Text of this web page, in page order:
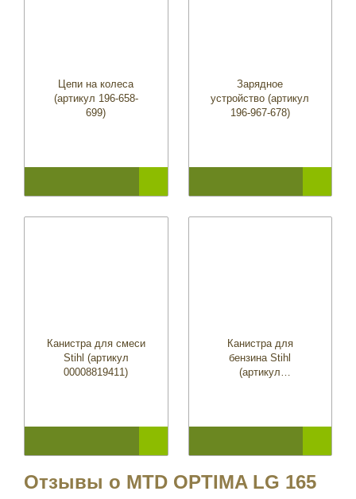
Цепи на колеса
(артикул 196-658-
699)
Зарядное
устройство (артикул
196-967-678)
Канистра для смеси
Stihl (артикул
00008819411)
Канистра для
бензина Stihl
(артикул
Отзывы о MTD OPTIMA LG 165